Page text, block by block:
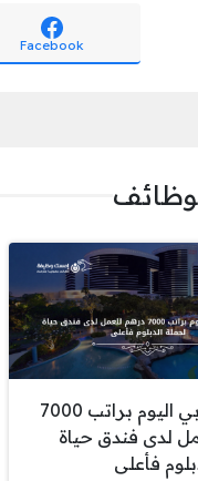
Facebook
وظائف دبي اليوم براتب 7000
لدى فندق حياة
فأعلى